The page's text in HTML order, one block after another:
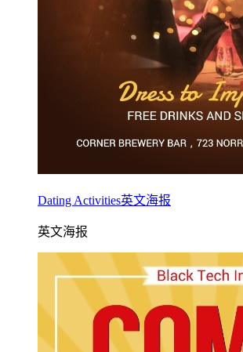
Dating Activities英文海报
英文海报